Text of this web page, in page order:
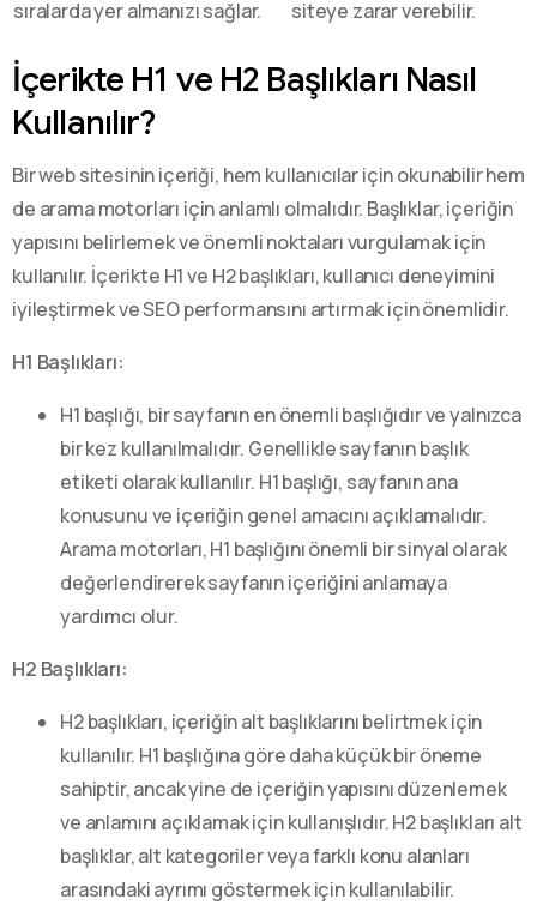
sıralarda yer almanızı sağlar.
siteye zarar verebilir.
İçerikte H1 ve H2 Başlıkları Nasıl
Kullanılır?
Bir web sitesinin içeriği, hem kullanıcılar için okunabilir hem
de arama motorları için anlamlı olmalıdır. Başlıklar, içeriğin
yapısını belirlemek ve önemli noktaları vurgulamak için
kullanılır. İçerikte H1 ve H2 başlıkları, kullanıcı deneyimini
iyileştirmek ve SEO performansını artırmak için önemlidir.
H1 Başlıkları:
H1 başlığı, bir sayfanın en önemli başlığıdır ve yalnızca
bir kez kullanılmalıdır. Genellikle sayfanın başlık
etiketi olarak kullanılır. H1 başlığı, sayfanın ana
konusunu ve içeriğin genel amacını açıklamalıdır.
Arama motorları, H1 başlığını önemli bir sinyal olarak
değerlendirerek sayfanın içeriğini anlamaya
yardımcı olur.
H2 Başlıkları:
H2 başlıkları, içeriğin alt başlıklarını belirtmek için
kullanılır. H1 başlığına göre daha küçük bir öneme
sahiptir, ancak yine de içeriğin yapısını düzenlemek
ve anlamını açıklamak için kullanışlıdır. H2 başlıkları alt
başlıklar, alt kategoriler veya farklı konu alanları
arasındaki ayrımı göstermek için kullanılabilir.